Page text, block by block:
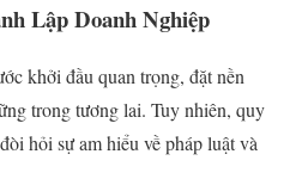
Lập Doanh Nghiệp
khởi đầu quan trọng, đặt nền
trong tương lai. Tuy nhiên, quy
hỏi sự am hiểu về pháp luật và